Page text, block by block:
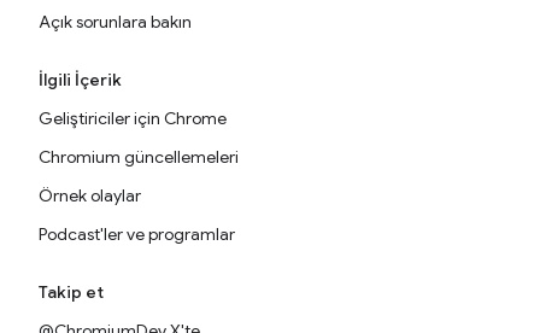
Açık sorunlara bakın
İlgili İçerik
Geliştiriciler için Chrome
Chromium güncellemeleri
Örnek olaylar
Podcast'ler ve programlar
Takip et